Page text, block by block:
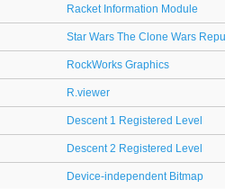
Racket Information Module
Star Wars The Clone Wars
RockWorks Graphics
R.viewer
Descent 1 Registered Level
Descent 2 Registered Level
Device-independent Bitmap